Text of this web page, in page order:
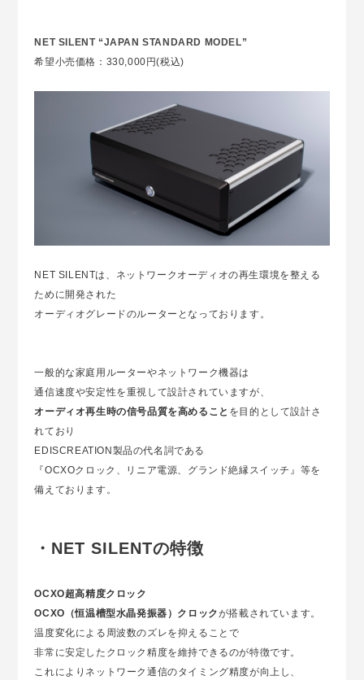
NET SILENT “JAPAN STANDARD MODEL”
希望小売価格：330,000円(税込)
NET SILENTは、ネットワークオーディオの再生環境を整える
ために開発された
オーディオグレードのルーターとなっております。
一般的な家庭用ルーターやネットワーク機器は
通信速度や安定性を重視して設計されていますが、
オーディオ再生時の信号品質を高めること を目的として設計さ
れており
EDISCREATION製品の代名詞である
『OCXOクロック、リニア電源、グランド絶縁スイッチ』等を
備えております。
・NET SILENTの特徴
OCXO超高精度クロック
OCXO（恒温槽型水晶発振器）クロックが搭載されています。
温度変化による周波数のズレを抑えることで
非常に安定したクロック精度を維持できるのが特徴です。
これによりネットワーク通信のタイミング精度が向上し、